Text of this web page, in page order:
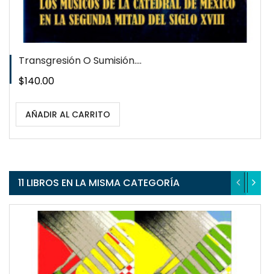
Transgresión O Sumisión....
Precio
$140.00
AÑADIR AL CARRITO
11 LIBROS EN LA MISMA CATEGORÍA